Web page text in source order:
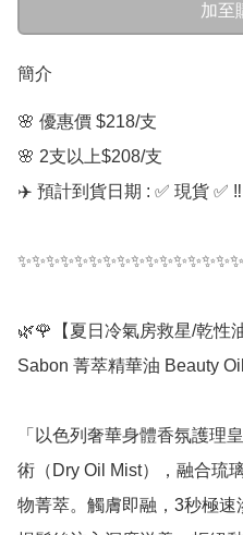
加至
簡介
🌸 優惠價 $218/支
🌸 2支以上$208/支
✈️ 預計到貨日期 : ✅ 現貨 ✅
🌿🌹【夏日冷氣房救星/乾性
Sabon 菁萃精華油 Beauty
「以色列奢華身體香氛護理
術（Dry Oil Mist），融合琉
物菁萃。觸膚即融，3秒極